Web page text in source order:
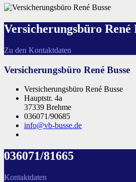
Versicherungsbüro René
Zu den Kontaktdaten
Versicherungsbüro René Busse
Versicherungsbüro René Busse
Hauptstr. 4a
37339 Brehme
036071/90685
info@vb-busse.de
036071/81665
Kontaktdaten